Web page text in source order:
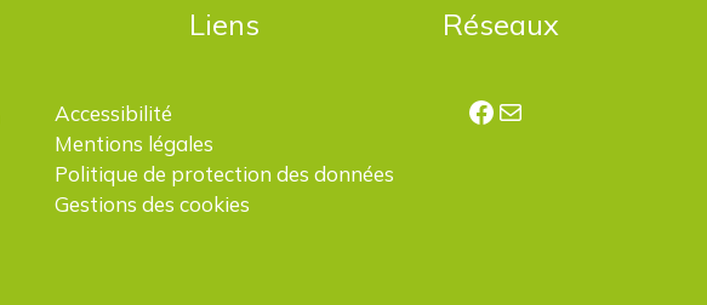
Liens
Accessibilité
Mentions légales
Politique de protection des données
Gestions des cookies
Réseaux
Facebook
E-mail